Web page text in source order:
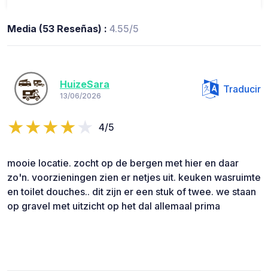
Media (53 Reseñas) : 4.55/5
HuizeSara
13/06/2026
Traducir
4/5
mooie locatie. zocht op de bergen met hier en daar
zo'n. voorzieningen zien er netjes uit. keuken wasruimte
en toilet douches.. dit zijn er een stuk of twee. we staan
op gravel met uitzicht op het dal allemaal prima